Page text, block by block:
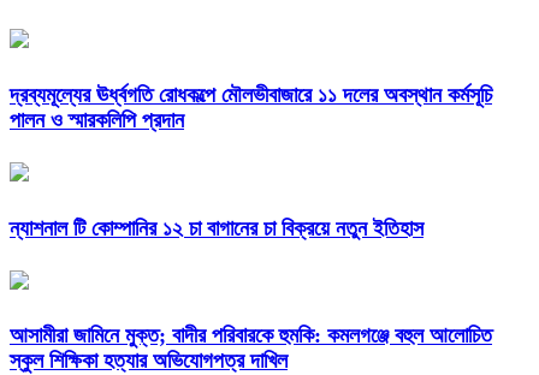
দ্রব্যমূল্যের ঊর্ধ্বগতি রোধকল্পে মৌলভীবাজারে ১১ দলের অবস্থান কর্মসূচি
পালন ও স্মারকলিপি প্রদান
ন্যাশনাল টি কোম্পানির ১২ চা বাগানের চা বিক্রয়ে নতুন ইতিহাস
আসামীরা জামিনে মুক্ত; বাদীর পরিবারকে হুমকি: কমলগঞ্জে বহুল আলোচিত
স্কুল শিক্ষিকা হত্যার অভিযোগপত্র দাখিল